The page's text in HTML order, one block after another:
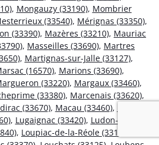
, Mongauzy (33190), Mombrier
(33540), Mérignas (33350),
(33390), Mazères (33210), Mauriac
, Masseilles (33690), Martres
, Martignas-sur-Jalle (33127),
(16570), Marions (33690),
(33220), Margaux (33460),
(33380), Marcenais (33620),
(33670), Macau (33460),
, Lugaignac (33420), Ludon-Médoc
, Loupiac-de-la-Réole (33190)